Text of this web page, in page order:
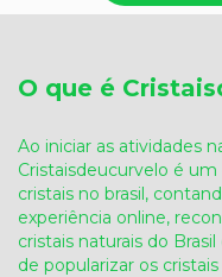
O que é
Ao iniciar as atividades
Cristaisdeucurvelo é
cristais no brasil,
experiência online,
cristais naturais do
de popularizar os